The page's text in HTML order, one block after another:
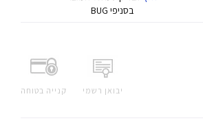
בסניפי BUG
יבואן רשמי קנייה בטוחה